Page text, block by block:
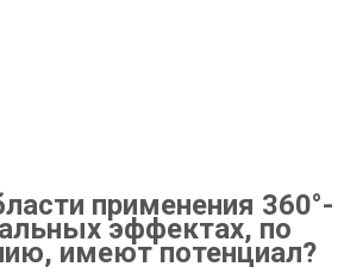
применения 360°-
эффектах, по
имеют потенциал?